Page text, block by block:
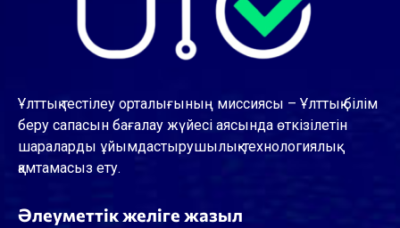
Ұлттық тестілеу орталығының миссиясы – Ұлттық білім
беру сапасын бағалау жүйесі аясында өткізілетін
шараларды ұйымдастырушылық-технологиялық
қамтамасыз ету.
Әлеуметтік желіге жазыл